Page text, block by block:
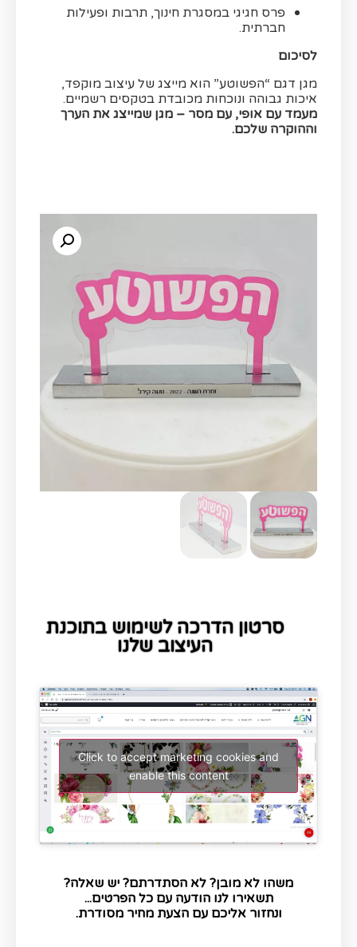
פרס חגיגי במסגרת חינוך, תרבות ופעילות
חברתית.
לסיכום
מגן דגם “הפשוטע” הוא מייצג של עיצוב מוקפד,
איכות גבוהה ונוכחות מכובדת בטקסים רשמיים.
מעמד עם אופי, עם מסר – מגן שמייצג את הערך
וההוקרה שלכם.
סרטון הדרכה לשימוש בתוכנת
העיצוב שלנו
Click to accept marketing cookies and
enable this content
משהו לא מובן? לא הסתדרתם? יש שאלה?
תשאירו לנו הודעה עם כל הפרטים...
ונחזור אליכם עם הצעת מחיר מסודרת.